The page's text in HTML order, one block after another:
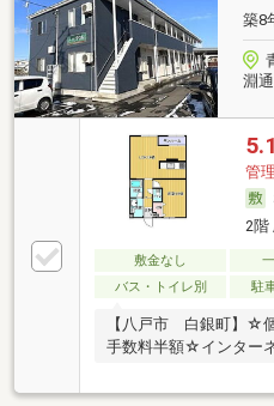
築8
淵通
管
2階
敷金なし
バス・トイレ別
駐
【八戸市 白銀町】☆
手数料半額☆インター